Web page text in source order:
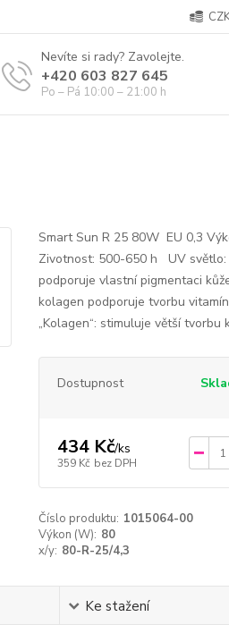
Nevíte si rady? Zavolejte.
+420 603 827 645
Po – Pá 10:00 – 21:00 h
Smart Sun R 25 80W EU 0,3
Zivotnost: 500-650 h UV světlo:
podporuje vlastní pigmentaci
kolagen podporuje tvorbu
„Kolagen“: stimuluje větší tvorbu
Dostupnost
434 Kč/ks
359 Kč bez DPH
Číslo produktu: 1015064-00
Výkon (W): 80
x/y: 80-R-25/4,3
Ke stažení